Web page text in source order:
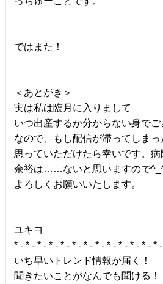
ではまた！
＜あとがき＞
実は私は臨月に入りまして
いつ出産するか分からない身でご
なので、もし配信が滞ってしま
思っていただけたら幸いです。病
余裕は……ないと思いますので
よろしくお願いいたします。
ユキヨ
* - * - * - * - * - * - * - * - * - * - * - * - *
いち早いトレンド情報が届く！
聞きたいことがなんでも聞ける！